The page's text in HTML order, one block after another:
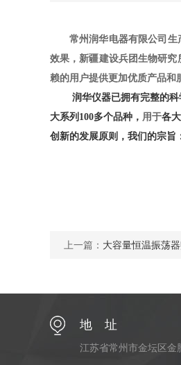
常州润华电器有限公司
效果，新疆建设兵团生物研
赖的用户提供更加优质产品和
润华仪器已拥有完整的
大系列100多个品种， 用于各
创新的发展原则，我们的宗旨
上一篇： 大容量恒温振荡
地 址
江苏省常州市金坛区金